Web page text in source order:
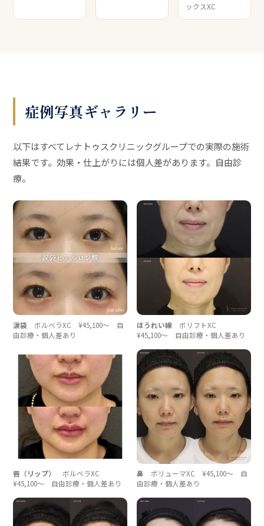
ックスXC
症例写真ギャラリー
以下はすべてレナトゥスクリニックグループでの実際の施術
結果です。効果・仕上がりには個人差があります。自由診
療。
涙袋 ボルベラXC ¥45,100〜 自
由診療・個人差あり
ほうれい線 ボリフトXC
¥45,100〜 自由診療・個人差あり
唇（リップ）
ボルベラXC
¥45,100〜 自由診療・個人差あり
鼻 ボリューマXC ¥45,100〜 自
由診療・個人差あり